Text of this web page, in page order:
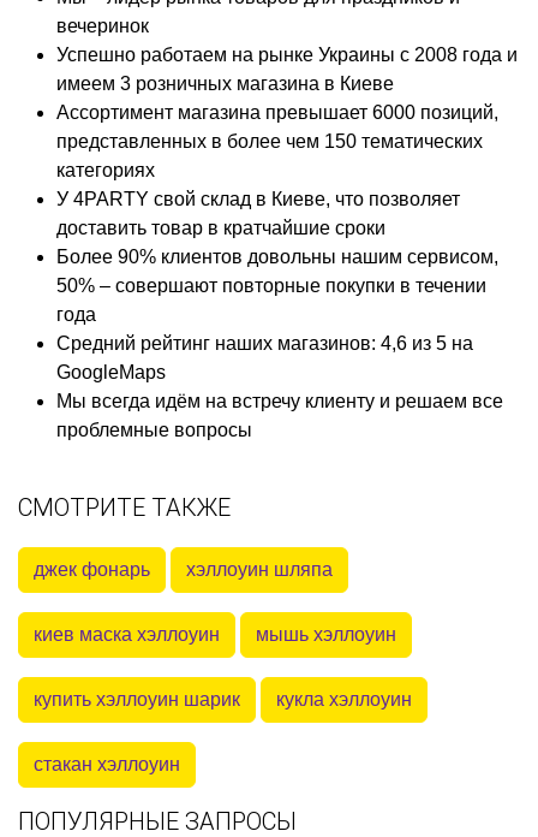
вечеринок
Успешно работаем на рынке Украины с 2008 года и
имеем 3 розничных магазина в Киеве
Ассортимент магазина превышает 6000 позиций,
представленных в более чем 150 тематических
категориях
У 4PARTY свой склад в Киеве, что позволяет
доставить товар в кратчайшие сроки
Более 90% клиентов довольны нашим сервисом,
50% – совершают повторные покупки в течении
года
Средний рейтинг наших магазинов: 4,6 из 5 на
GoogleMaps
Мы всегда идём на встречу клиенту и решаем все
проблемные вопросы
СМОТРИТЕ ТАКЖЕ
джек фонарь хэллоуин шляпа
киев маска хэллоуин мышь хэллоуин
купить хэллоуин шарик кукла хэллоуин
стакан хэллоуин
ПОПУЛЯРНЫЕ ЗАПРОСЫ